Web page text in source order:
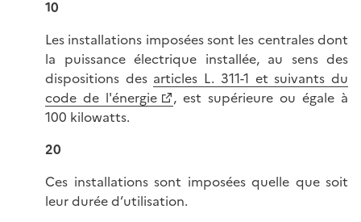
10
Les installations imposées sont les centrales dont
la puissance électrique installée, au sens des
dispositions des articles L. 311-1 et suivants du
code de l'énergie
, est supérieure ou égale à
100 kilowatts.
20
Ces installations sont imposées quelle que soit
leur durée d’utilisation.